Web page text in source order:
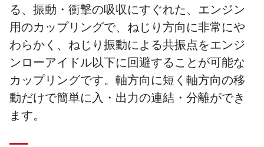
る、振動・衝撃の吸収にすぐれた、エンジン
用のカップリングで、ねじり方向に非常にや
わらかく、ねじり振動による共振点をエンジ
ンローアイドル以下に回避することが可能な
カップリングです。軸方向に短く軸方向の移
動だけで簡単に入・出力の連結・分離ができ
ます。